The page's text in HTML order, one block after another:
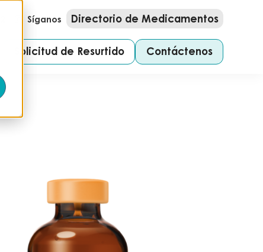
Síganos Directorio de Medicamentos
Solicitud de Resurtido Contáctenos